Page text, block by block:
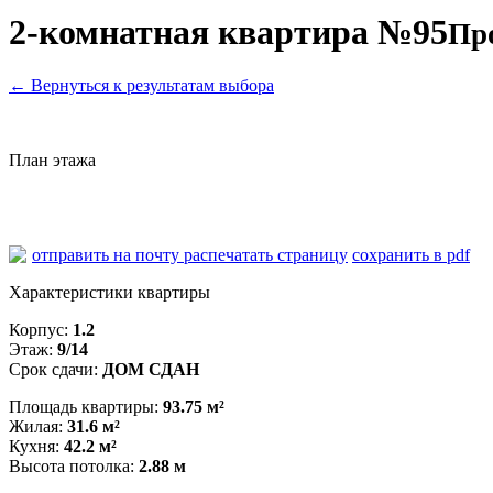
2-комнатная квартира №95
← Вернуться к результатам выбора
План этажа
отправить на почту распечатать страницу сохранить в pdf
Характеристики квартиры
Корпус: 1.2
Этаж: 9/14
Срок сдачи: ДОМ СДАН
Площадь квартиры: 93.75 м²
Жилая: 31.6 м²
Кухня: 42.2 м²
Высота потолка: 2.88 м